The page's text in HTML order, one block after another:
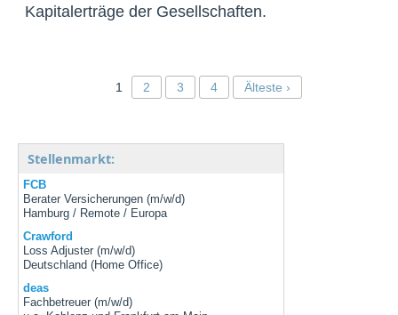
Kapitalerträge der Gesellschaften.
1 2 3 4 Älteste ›
Stellenmarkt:
FCB
Berater Versicherungen (m/w/d)
Hamburg / Remote / Europa
Crawford
Loss Adjuster (m/w/d)
Deutschland (Home Office)
deas
Fachbetreuer (m/w/d)